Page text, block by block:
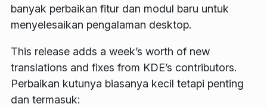
banyak perbaikan fitur dan modul baru untuk
menyelesaikan pengalaman desktop.
This release adds a week’s worth of new
translations and fixes from KDE’s contributors.
Perbaikan kutunya biasanya kecil tetapi penting
dan termasuk: